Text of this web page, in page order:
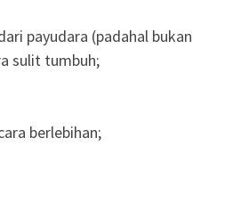
payudara (padahal bukan
sulit tumbuh;
berlebihan;